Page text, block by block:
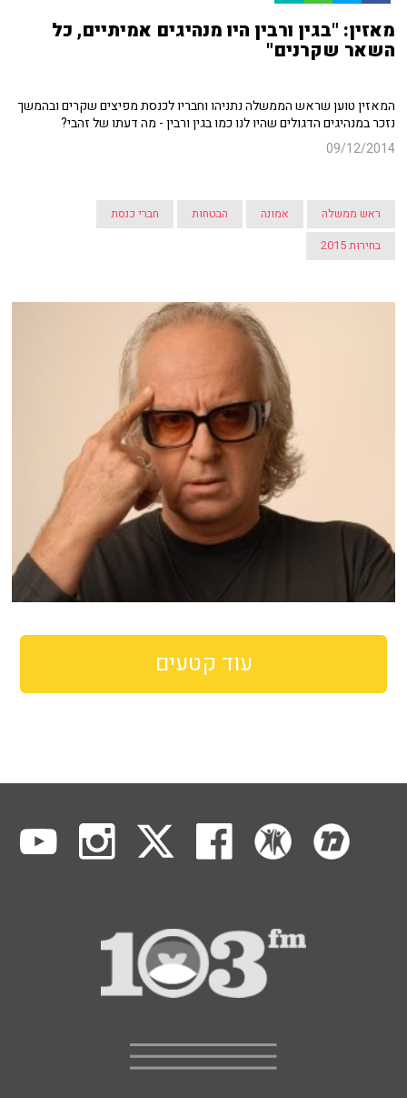
מאזין: "בגין ורבין היו מנהיגים אמיתיים, כל
השאר שקרנים"
המאזין טוען שראש הממשלה נתניהו וחבריו לכנסת מפיצים שקרים ובהמשך
נזכר במנהיגים הדגולים שהיו לנו כמו בגין ורבין - מה דעתו של זהבי?
09/12/2014
ראש ממשלה אמונה הבטחות
חברי כנסת
בחירות 2015
עוד קטעים